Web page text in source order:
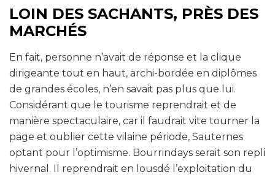
LOIN DES SACHANTS, PRÈS DES
MARCHÉS
En fait, personne n’avait de réponse et la clique
dirigeante tout en haut, archi-bordée en diplômes
de grandes écoles, n’en savait pas plus que lui.
Considérant que le tourisme reprendrait et de
manière spectaculaire, car il faudrait vite tourner la
page et oublier cette vilaine période, Sauternes
optant pour l’optimisme. Bourrindays serait son repli
hivernal. Il reprendrait en lousdé l’exploitation du